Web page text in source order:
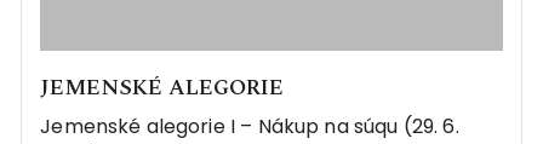
JEMENSKÉ ALEGORIE
Jemenské alegorie I – Nákup na súqu (29. 6.